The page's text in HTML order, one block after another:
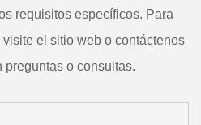
requisitos específicos. Para
el sitio web o contáctenos
preguntas o consultas.